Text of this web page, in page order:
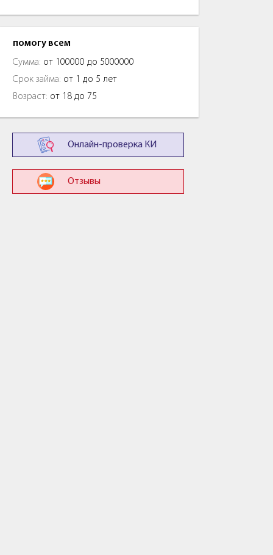
помогу всем
Сумма: от 100000 до 5000000
Срок займа: от 1 до 5 лет
Возраст: от 18 до 75
Онлайн-проверка КИ
Отзывы